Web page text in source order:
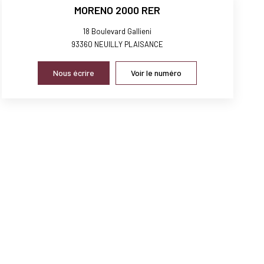
MORENO 2000 RER
18 Boulevard Gallieni
93360 NEUILLY PLAISANCE
Nous écrire Voir le numéro